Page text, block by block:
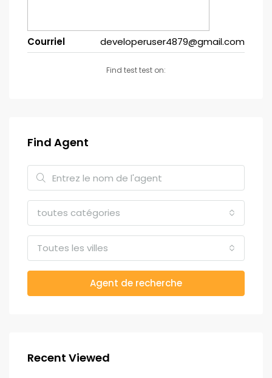
Courriel developeruser4879@gmail.com
Find test test on:
Find Agent
toutes catégories
Toutes les villes
Agent de recherche
Recent Viewed